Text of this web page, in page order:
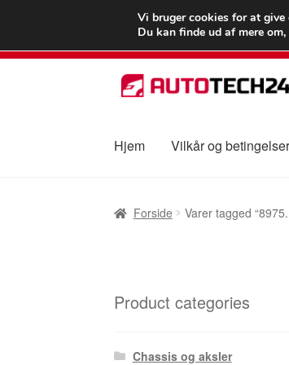
Spring
til
Spring
til
Hjem Vilkår og
Forside Varer tagged
Product categories
Chassis og aksler
Vi bruger cookies for at give
Du kan finde ud af mere